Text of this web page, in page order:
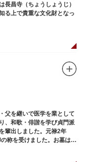
長昌寺（ちょうしょうじ）
る上で貴重な文化財となっ
父を継いで医学を業として
、和歌・俳諧を学び貞門派
輩出しました。元禄2年
称を受けました。お墓は正